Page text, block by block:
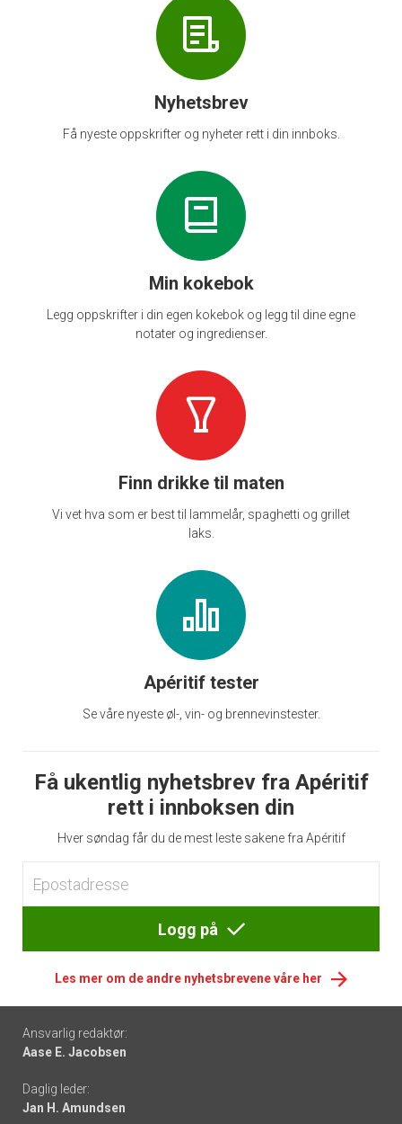
Nyhetsbrev
Få nyeste oppskrifter og nyheter rett i din innboks.
Min kokebok
Legg oppskrifter i din egen kokebok og legg til dine egne
notater og ingredienser.
Finn drikke til maten
Vi vet hva som er best til lammelår, spaghetti og grillet
laks.
Apéritif tester
Se våre nyeste øl-, vin- og brennevinstester.
Få ukentlig nyhetsbrev fra Apéritif
rett i innboksen din
Hver søndag får du de mest leste sakene fra Apéritif
Logg på
Les mer om de andre nyhetsbrevene våre her
Footer
-
links
Ansvarlig redaktør:
Aase E. Jacobsen
Daglig leder:
Jan H. Amundsen